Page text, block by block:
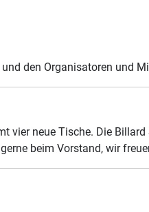
den Organisatoren und
vier neue Tische. Die
beim Vorstand, wir